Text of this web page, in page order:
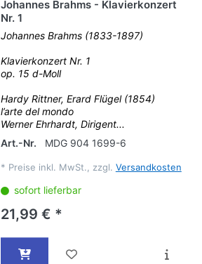
Johannes Brahms - Klavierkonzert
Nr. 1
Johannes Brahms (1833-1897)
Klavierkonzert Nr. 1
op. 15 d-Moll
Hardy Rittner, Erard Flügel (1854)
l’arte del mondo
Werner Ehrhardt, Dirigent...
Art.-Nr.
MDG 904 1699-6
* Preise inkl. MwSt., zzgl. Versandkosten
sofort lieferbar
21,99 € *